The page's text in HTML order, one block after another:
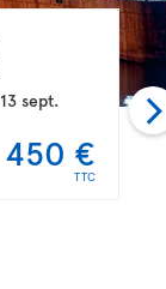
13 sept.
450 €
TTC